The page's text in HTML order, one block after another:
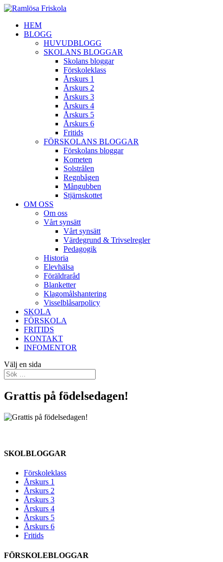
HEM
BLOGG
HUVUDBLOGG
SKOLANS BLOGGAR
Skolans bloggar
Förskoleklass
Årskurs 1
Årskurs 2
Årskurs 3
Årskurs 4
Årskurs 5
Årskurs 6
Fritids
FÖRSKOLANS BLOGGAR
Förskolans bloggar
Kometen
Solstrålen
Regnbågen
Mångubben
Stjärnskottet
OM OSS
Om oss
Vårt synsätt
Vårt synsätt
Värdegrund & Trivselregler
Pedagogik
Historia
Elevhälsa
Föräldraråd
Blanketter
Klagomålshantering
Visselblåsarpolicy
SKOLA
FÖRSKOLA
FRITIDS
KONTAKT
INFOMENTOR
Välj en sida
Grattis på födelsedagen!
SKOLBLOGGAR
Förskoleklass
Årskurs 1
Årskurs 2
Årskurs 3
Årskurs 4
Årskurs 5
Årskurs 6
Fritids
FÖRSKOLEBLOGGAR